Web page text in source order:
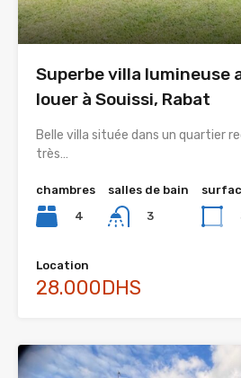
Superbe villa lumineuse
louer à Souissi, Rabat
Belle villa située dans un quartier
très…
chambres
4
salles de bain
3
Location
28.000DHS